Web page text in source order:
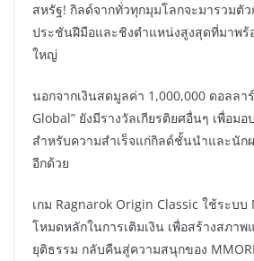
สหรัฐ! กิลด์จากทั่วทุกมุมโลกจะมารวมตั
ประชันฝีมือและชิงตำแหน่งสูงสุดที่มาพร้
ใหญ่
นอกจากเงินสดมูลค่า 1,000,000 ดอลลา
Global” ยังมีรางวัลเกียรติยศอื่นๆ เพื่อมอ
สำหรับความสำเร็จแก่กิลด์ชั้นนำและนั
อีกด้วย
เกม Ragnarok Origin Classic ใช้ระบบ
โหมดหลักในการเติมเงิน เพื่อสร้างสภา
ยุติธรรม กลับคืนสู่ความสนุกของ